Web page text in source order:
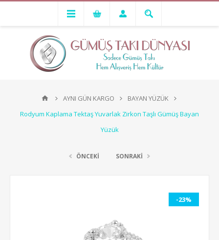
AYNI GÜN KARGO
BAYAN YÜZÜK
Rodyum Kaplama Tektaş Yuvarlak Zirkon Taşlı Gümüş Bayan
Yüzük
ÖNCEKİ SONRAKİ
-23%